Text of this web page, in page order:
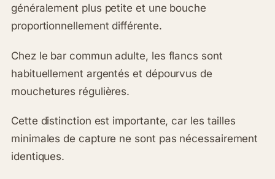
généralement plus petite et une bouche
proportionnellement différente.
Chez le bar commun adulte, les flancs sont
habituellement argentés et dépourvus de
mouchetures régulières.
Cette distinction est importante, car les tailles
minimales de capture ne sont pas nécessairement
identiques.